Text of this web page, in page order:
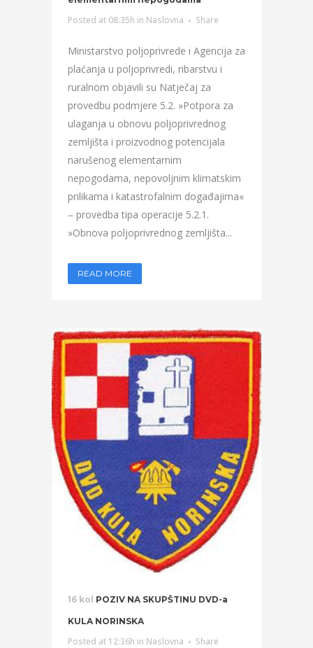
Posted at 08:35h in Naslovna Share
Ministarstvo poljoprivrede i Agencija za
plaćanja u poljoprivredi, ribarstvu i
ruralnom objavili su Natječaj za
provedbu podmjere 5.2. »Potpora za
ulaganja u obnovu poljoprivrednog
zemljišta i proizvodnog potencijala
narušenog elementarnim
nepogodama, nepovoljnim klimatskim
prilikama i katastrofalnim događajima«
– provedba tipa operacije 5.2.1.
»Obnova poljoprivrednog zemljišta...
READ MORE
16 kol POZIV NA SKUPŠTINU DVD-a
KULA NORINSKA
Posted at 12:36h in Naslovna Share